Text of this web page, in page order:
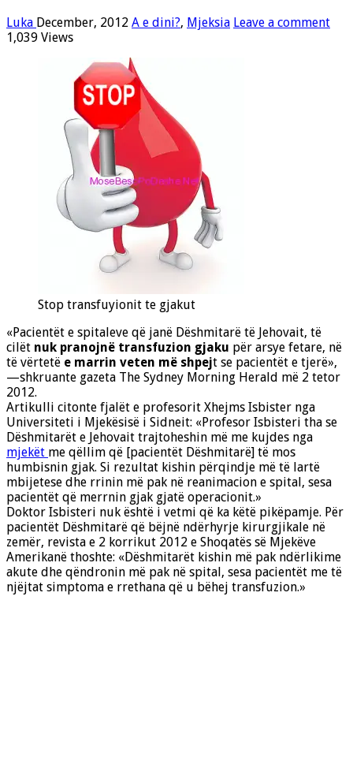
Luka December, 2012 A e dini?, Mjeksia Leave a comment
1,039 Views
Stop transfuyionit te gjakut
«Pacientët e spitaleve që janë Dëshmitarë të Jehovait, të
cilët nuk pranojnë transfuzion gjaku për arsye fetare, në
të vërtetë e marrin veten më shpejt se pacientët e tjerë»,
—shkruante gazeta The Sydney Morning Herald më 2 tetor
2012.
Artikulli citonte fjalët e profesorit Xhejms Isbister nga
Universiteti i Mjekësisë i Sidneit: «Profesor Isbisteri tha se
Dëshmitarët e Jehovait trajtoheshin më me kujdes nga
mjekët me qëllim që [pacientët Dëshmitarë] të mos
humbisnin gjak. Si rezultat kishin përqindje më të lartë
mbijetese dhe rrinin më pak në reanimacion e spital, sesa
pacientët që merrnin gjak gjatë operacionit.»
Doktor Isbisteri nuk është i vetmi që ka këtë pikëpamje. Për
pacientët Dëshmitarë që bëjnë ndërhyrje kirurgjikale në
zemër, revista e 2 korrikut 2012 e Shoqatës së Mjekëve
Amerikanë thoshte: «Dëshmitarët kishin më pak ndërlikime
akute dhe qëndronin më pak në spital, sesa pacientët me të
njëjtat simptoma e rrethana që u bëhej transfuzion.»